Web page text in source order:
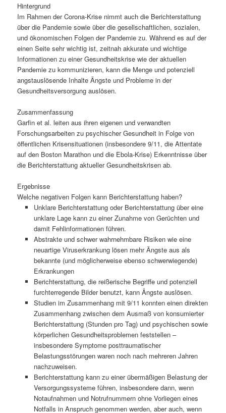
Hintergrund
Im Rahmen der Corona-Krise nimmt auch die Berichterstattung
über die Pandemie sowie über die gesellschaftlichen, sozialen,
und ökonomischen Folgen der Pandemie zu. Während es auf der
einen Seite sehr wichtig ist, zeitnah akkurate und wichtige
Informationen zu einer Gesundheitskrise wie der aktuellen
Pandemie zu kommunizieren, kann die Menge und potenziell
angstauslösende Inhalte Ängste und Probleme in der
Gesundheitsversorgung auslösen.
Zusammenfassung
Garfin et al. leiten aus ihren eigenen und verwandten
Forschungsarbeiten zu psychischer Gesundheit in Folge von
öffentlichen Krisensituationen (insbesondere 9/11, die Attentate
auf den Boston Marathon und die Ebola-Krise) Erkenntnisse über
die Berichterstattung aktueller Gesundheitskrisen ab.
Ergebnisse
Welche negativen Folgen kann Berichterstattung haben?
Unklare Berichterstattung oder Berichterstattung über eine
unklare Lage kann zu einer Zunahme von Gerüchten und
damit Fehlinformationen führen.
Abstrakte und schwer wahrnehmbare Risiken wie eine
neuartige Viruserkrankung lösen mehr Ängste aus als
bekannte (und möglicherweise ebenso schwerwiegende)
Erkrankungen
Berichterstattung, die reißerische Begriffe und potenziell
furchterregende Bilder benutzt, kann Ängste auslösen.
Studien im Zusammenhang mit 9/11 konnten einen direkten
Zusammenhang zwischen dem Ausmaß von konsumierter
Berichterstattung (Stunden pro Tag) und psychischen sowie
körperlichen Gesundheitsproblemen feststellen –
insbesondere Symptome posttraumatischer
Belastungsstörungen waren noch nach mehreren Jahren
nachzuweisen.
Berichterstattung kann zu einer übermäßigen Belastung der
Versorgungssysteme führen, insbesondere dann, wenn
Notaufnahmen und Notrufnummern ohne Vorliegen eines
Notfalls in Anspruch genommen werden, aber auch, wenn